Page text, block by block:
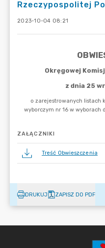
Rzeczypospolitej
2023-10-04 08:21
ZAŁĄCZNIKI
Treść Obwieszczenia
DRUKUJ ZAPISZ DO PDF